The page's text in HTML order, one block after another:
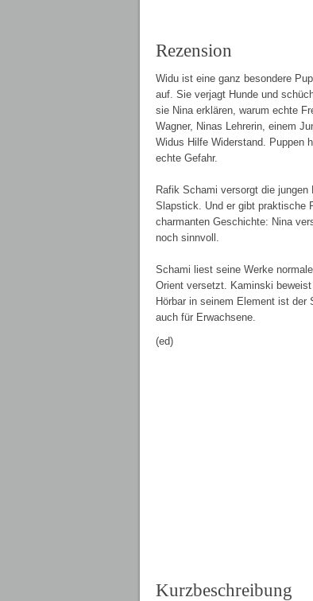
Rezension
Widu ist eine ganz besondere
auf. Sie verjagt Hunde und
sie Nina erklären, warum echte
Wagner, Ninas Lehrerin, einem
Widus Hilfe Widerstand. Puppen
echte Gefahr.
Rafik Schami versorgt die
Slapstick. Und er gibt praktische
charmanten Geschichte: Nina
noch sinnvoll.
Schami liest seine Werke
Orient versetzt. Kaminski
Hörbar in seinem Element ist
auch für Erwachsene.
(ed)
Kurzbeschreibung